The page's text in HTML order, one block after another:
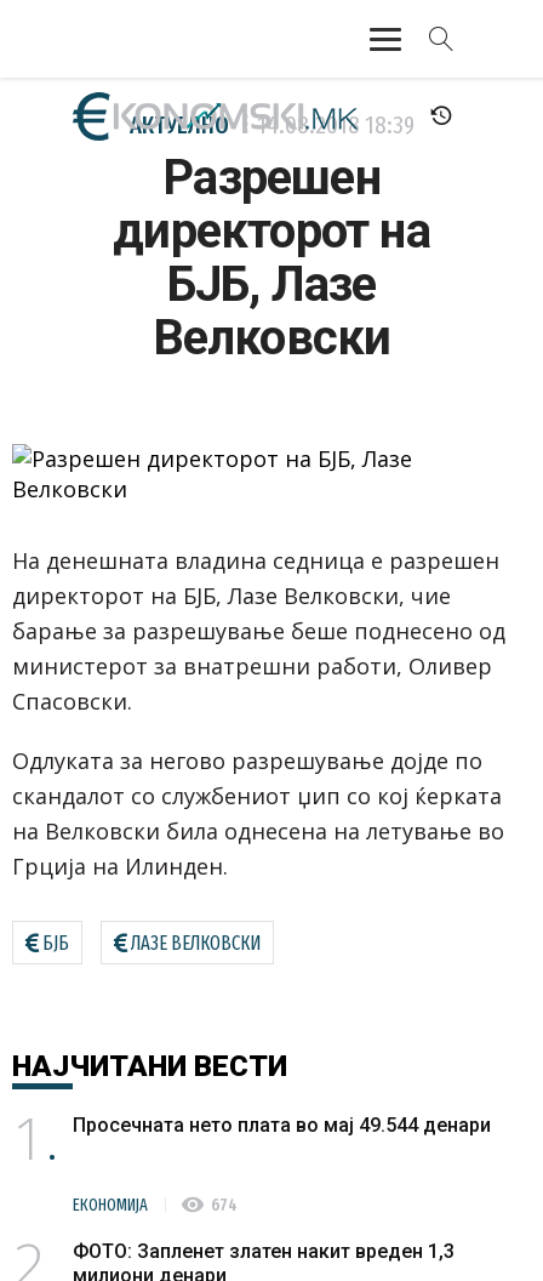
АКТУЕЛНО
ЕКОНОМИЈА
ФИНАНСИИ
БАНКАРСТВО
ЖИВОТ
АКТУЕЛНО 14.08.2018 18:39
Разрешен
директорот на
БЈБ, Лазе
Велковски
На денешната владина седница е разрешен
директорот на БЈБ, Лазе Велковски, чие
барање за разрешување беше поднесено од
министерот за внатрешни работи, Оливер
Спасовски.
Одлуката за негово разрешување дојде по
скандалот со службениот џип со кој ќерката
на Велковски била однесена на летување во
Грција на Илинден.
БЈБ ЛАЗЕ ВЕЛКОВСКИ
НАЈЧИТАНИ ВЕСТИ
1 Просечната нето плата во мај 49.544 денари
ЕКОНОМИЈА visibility 674
2
ФОТО: Запленет златен накит вреден 1,3
милиони денари